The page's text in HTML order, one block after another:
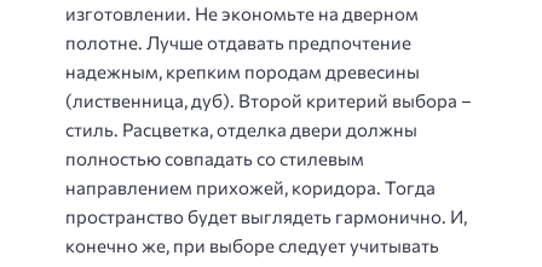
изготовлении. Не экономьте на дверном
полотне. Лучше отдавать предпочтение
надежным, крепким породам древесины
(лиственница, дуб). Второй критерий выбора –
стиль. Расцветка, отделка двери должны
полностью совпадать со стилевым
направлением прихожей, коридора. Тогда
пространство будет выглядеть гармонично. И,
конечно же, при выборе следует учитывать